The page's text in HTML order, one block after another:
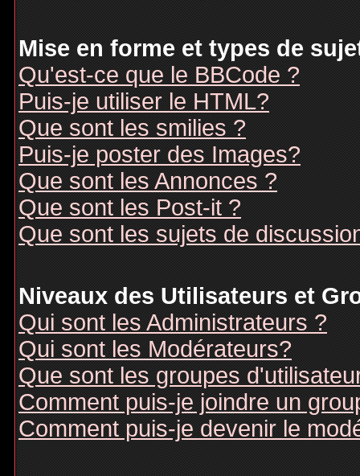
Mise en forme et types de
Qu'est-ce que le BBCode ?
Puis-je utiliser le HTML?
Que sont les smilies ?
Puis-je poster des Images?
Que sont les Annonces ?
Que sont les Post-it ?
Que sont les sujets de
Niveaux des Utilisateurs et
Qui sont les Administrateurs ?
Qui sont les Modérateurs?
Que sont les groupes
Comment puis-je joindre un
Comment puis-je devenir le